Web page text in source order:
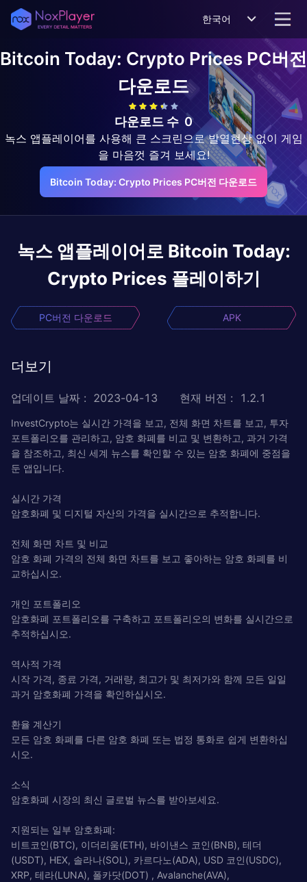
한국어
Bitcoin Today: Crypto Prices PC버전
다운로드
다운로드 수 0
녹스 앱플레이어를 사용해 큰 스크린으로 발열현상 없이 게임
을 마음껏 즐겨 보세요!
Bitcoin Today: Crypto Prices PC버전 다운로드
녹스 앱플레이어로 Bitcoin Today:
Crypto Prices 플레이하기
PC버전 다운로드 APK
더보기
업데이트 날짜 : 2023-04-13 현재 버전 : 1.2.1
InvestCrypto는 실시간 가격을 보고, 전체 화면 차트를 보고, 투자
포트폴리오를 관리하고, 암호 화폐를 비교 및 ​​변환하고, 과거 가격
을 참조하고, 최신 세계 뉴스를 확인할 수 있는 암호 화폐에 중점을
둔 앱입니다.
실시간 가격
암호화폐 및 디지털 자산의 가격을 실시간으로 추적합니다.
전체 화면 차트 및 비교
암호 화폐 가격의 전체 화면 차트를 보고 좋아하는 암호 화폐를 비
교하십시오.
개인 포트폴리오
암호화폐 포트폴리오를 구축하고 포트폴리오의 변화를 실시간으로
추적하십시오.
역사적 가격
시작 가격, 종료 가격, 거래량, 최고가 및 최저가와 함께 모든 일일
과거 암호화폐 가격을 확인하십시오.
환율 계산기
모든 암호 화폐를 다른 암호 화폐 또는 법정 통화로 쉽게 변환하십
시오.
소식
암호화폐 시장의 최신 글로벌 뉴스를 받아보세요.
지원되는 일부 암호화폐:
비트코인(BTC), 이더리움(ETH), 바이낸스 코인(BNB), 테더
(USDT), HEX, 솔라나(SOL), 카르다노(ADA), USD 코인(USDC),
XRP, 테라(LUNA), 폴카닷(DOT) , Avalanche(AVA),